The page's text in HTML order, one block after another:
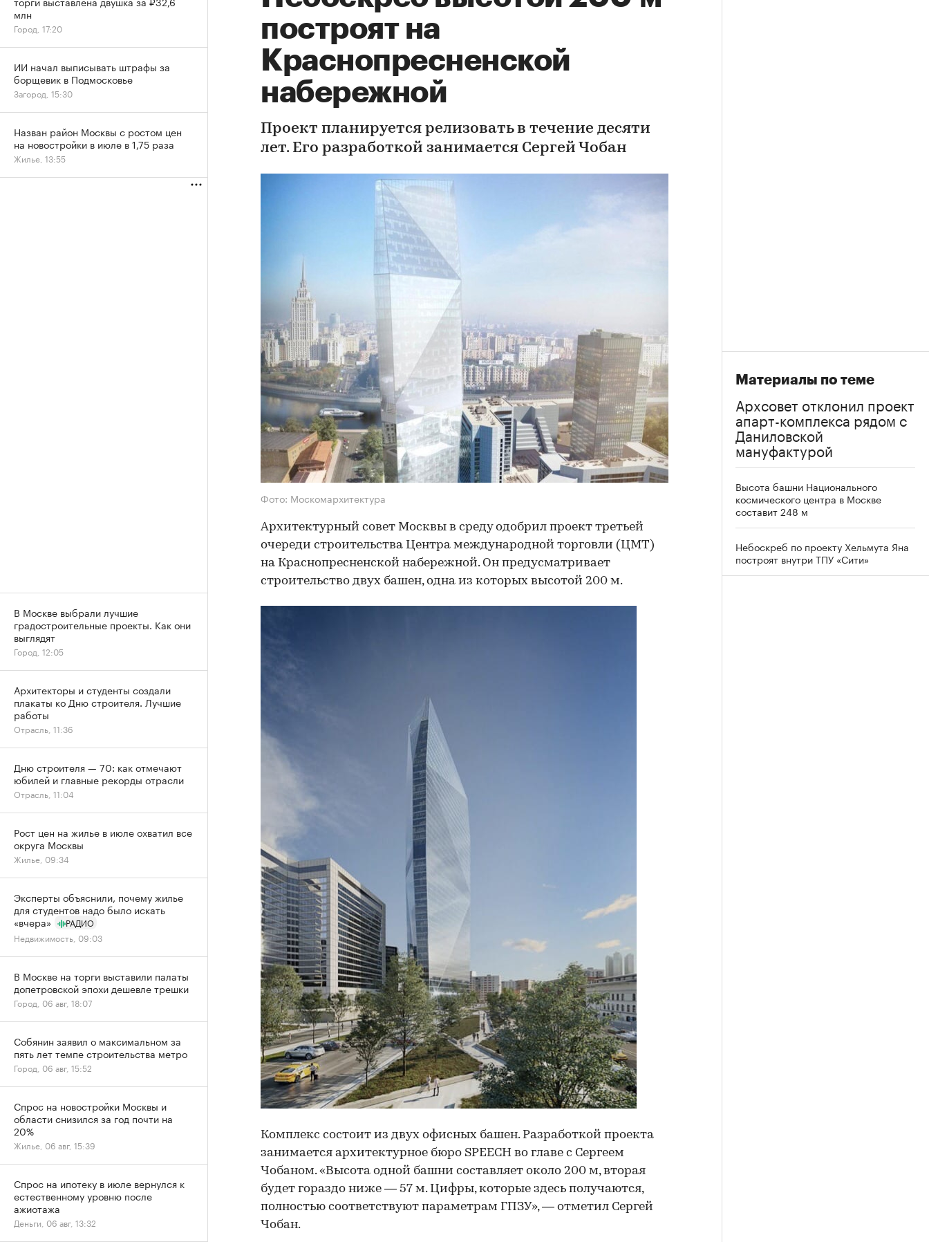
построят на
Краснопресненской
набережной
Проект планируется релизовать в течение десяти
лет. Его разработкой занимается Сергей Чобан
Фото: Москомархитектура
Архитектурный совет Москвы в среду одобрил проект третьей
очереди строительства Центра международной торговли (ЦМТ)
на Краснопресненской набережной. Он предусматривает
строительство двух башен, одна из которых высотой 200 м.
Комплекс состоит из двух офисных башен. Разработкой проекта
занимается архитектурное бюро SPEECH во главе с Сергеем
Чобаном. «Высота одной башни составляет около 200 м, вторая
будет гораздо ниже — 57 м. Цифры, которые здесь получаются,
полностью соответствуют параметрам ГПЗУ», — отметил Сергей
Чобан.
Материалы по теме
Архсовет отклонил проект
апарт-комплекса рядом с
Даниловской
мануфактурой
Высота башни Национального
космического центра в Москве
составит 248 м
Небоскреб по проекту Хельмута Яна
построят внутри ТПУ «Сити»
млн
Город, 17:20
ИИ начал выписывать штрафы за
борщевик в Подмосковье
Загород, 15:30
Назван район Москвы с ростом цен
на новостройки в июле в 1,75 раза
Жилье, 13:55
В Москве выбрали лучшие
градостроительные проекты. Как они
выглядят
Город, 12:05
Архитекторы и студенты создали
плакаты ко Дню строителя. Лучшие
работы
Отрасль, 11:36
Дню строителя — 70: как отмечают
юбилей и главные рекорды отрасли
Отрасль, 11:04
Рост цен на жилье в июле охватил все
округа Москвы
Жилье, 09:34
Эксперты объяснили, почему жилье
для студентов надо было искать
«вчера»
РАДИО
Недвижимость, 09:03
В Москве на торги выставили палаты
допетровской эпохи дешевле трешки
Город, 06 авг, 18:07
Собянин заявил о максимальном за
пять лет темпе строительства метро
Город, 06 авг, 15:52
Спрос на новостройки Москвы и
области снизился за год почти на
20%
Жилье, 06 авг, 15:39
Спрос на ипотеку в июле вернулся к
естественному уровню после
ажиотажа
Деньги, 06 авг, 13:32